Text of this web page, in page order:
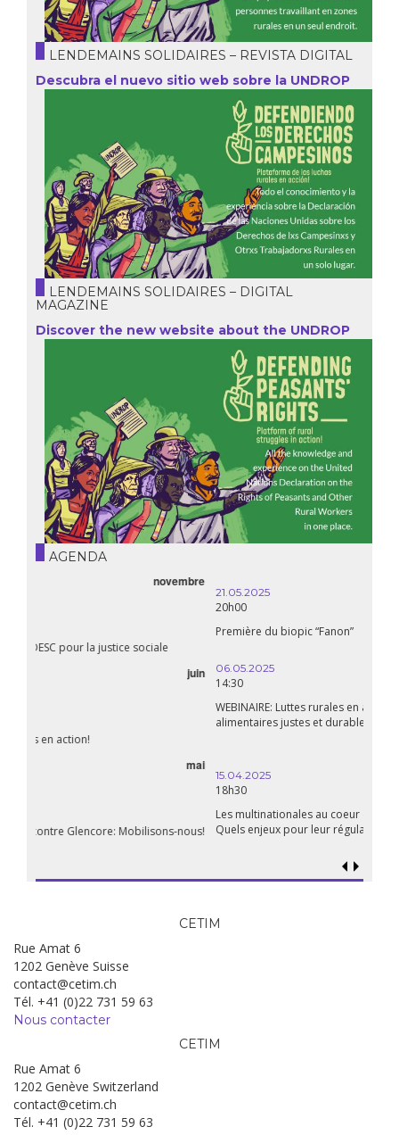
LENDEMAINS SOLIDAIRES – REVISTA DIGITAL
Descubra el nuevo sitio web sobre la UNDROP
LENDEMAINS SOLIDAIRES – DIGITAL
MAGAZINE
Discover the new website about the UNDROP
AGENDA
WEBINAIRE: Luttes rurales en action. Pour des systèmes
Les multinationales au coeur d’un nouvel âge de l’impérialisme.
Quels enjeux pour leur régulation ?
CETIM
Rue Amat 6
1202 Genève Suisse
contact@cetim.ch
Tél. +41 (0)22 731 59 63
Nous contacter
CETIM
Rue Amat 6
1202 Genève Switzerland
contact@cetim.ch
Tél. +41 (0)22 731 59 63